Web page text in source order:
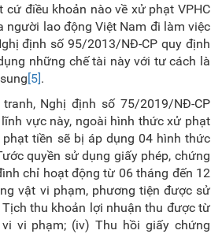
cứ điều khoản nào về xử phạt VPHC
người lao động Việt Nam đi làm việc
định số 95/2013/NĐ-CP quy định
những chế tài này với tư cách là
[5].
Nghị định số 75/2019/NĐ-CP
vực này, ngoài hình thức xử phạt
tiền sẽ bị áp dụng 04 hình thức
quyền sử dụng giấy phép, chứng
chỉ hoạt động từ 06 tháng đến 12
vật vi phạm, phương tiện được sử
thu khoản lợi nhuận thu được từ
vi phạm; (iv) Thu hồi giấy chứng